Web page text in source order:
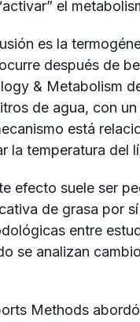
el
es la
después de
& Metabolism
de agua, con
está
la temperatura del
efecto suele ser
de grasa por
entre
se analizan
Methods